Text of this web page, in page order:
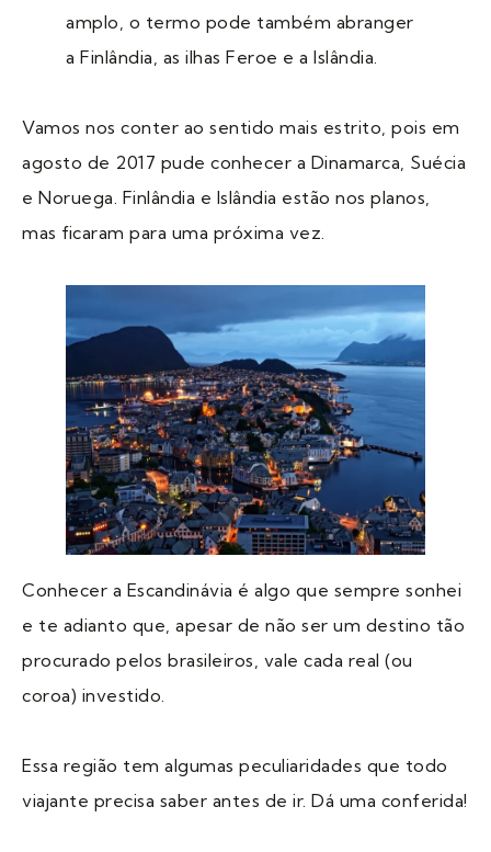
amplo, o termo pode também abranger
a Finlândia, as ilhas Feroe e a Islândia.
Vamos nos conter ao sentido mais estrito, pois em
agosto de 2017 pude conhecer a Dinamarca, Suécia
e Noruega. Finlândia e Islândia estão nos planos,
mas ficaram para uma próxima vez.
Conhecer a Escandinávia é algo que sempre sonhei
e te adianto que, apesar de não ser um destino tão
procurado pelos brasileiros, vale cada real (ou
coroa) investido.
Essa região tem algumas peculiaridades que todo
viajante precisa saber antes de ir. Dá uma conferida!